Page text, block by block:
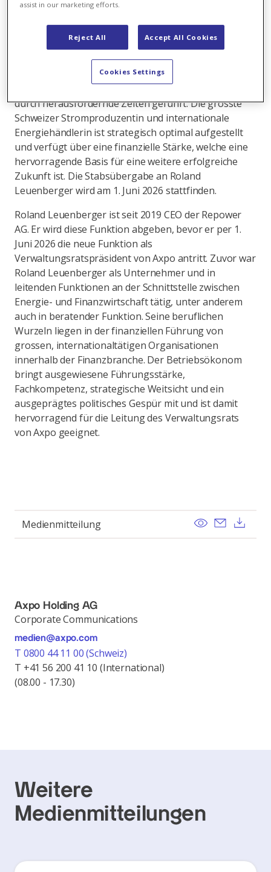
als CEO der Repower AG. Er wird seine aktuelle
1. Juni 2026 abgeben.
Thomas Sieber hat im letzten Dezember angekündigt,
seine Funktion als Verwaltungsratspräsident der Axpo
Holding AG nach 10 Jahren abzugeben. Er hat Axpo
durch herausfordernde Zeiten geführt. Die grösste
Schweizer Stromproduzentin und internationale
Energiehändlerin ist strategisch optimal aufgestellt
und verfügt über eine finanzielle Stärke, welche eine
hervorragende Basis für eine weitere erfolgreiche
Zukunft ist. Die Stabsübergabe an Roland
Leuenberger wird am 1. Juni 2026 stattfinden.
Roland Leuenberger ist seit 2019 CEO der Repower
AG. Er wird diese Funktion abgeben, bevor er per 1.
Juni 2026 die neue Funktion als
Verwaltungsratspräsident von Axpo antritt. Zuvor war
Roland Leuenberger als Unternehmer und in
leitenden Funktionen an der Schnittstelle zwischen
Energie- und Finanzwirtschaft tätig, unter anderem
auch in beratender Funktion. Seine beruflichen
Wurzeln liegen in der finanziellen Führung von
grossen, internationaltätigen Organisationen
innerhalb der Finanzbranche. Der Betriebsökonom
bringt ausgewiesene Führungsstärke,
Fachkompetenz, strategische Weitsicht und ein
ausgeprägtes politisches Gespür mit und ist damit
hervorragend für die Leitung des Verwaltungsrats
von Axpo geeignet.
Medienmitteilung View Send
Axpo Holding AG
Corporate Communications
medien@axpo.com
T 0800 44 11 00 (Schweiz)
T +41 56 200 41 10 (International)
(08.00 - 17.30)
Weitere
Medienmitteilungen
assist in our marketing efforts.
Reject All Accept All Cookies
Cookies Settings